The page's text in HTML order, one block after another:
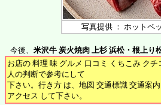
写真提供 ： ホットペ
今後、 米沢牛 炭火焼肉 上杉 浜松・根上り
お店の 料理 味 グルメ 口コミ くちこみ ク
人の判断で参考にして
下さい。行き方 は、地図 交通標識 交通案
アクセス して下さい。